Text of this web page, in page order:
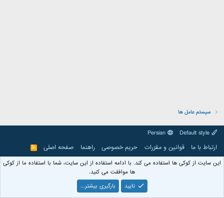
سیستم عامل ها
Persian
ارتباط با ما
قوانین و مقرّرات حریم خصوصی راهنما صفحه اصلی
R
S
S
این سایت از کوکی ها استفاده می کند. با ادامه استفاده از این سایت، شما با استفاده ما از کوکی
ها موافقت می کنید.
تایید
بارگیری بیشتر...